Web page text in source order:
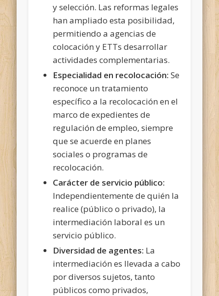
y selección. Las reformas legales
han ampliado esta posibilidad,
permitiendo a agencias de
colocación y ETTs desarrollar
actividades complementarias.
Especialidad en recolocación: Se
reconoce un tratamiento
específico a la recolocación en el
marco de expedientes de
regulación de empleo, siempre
que se acuerde en planes
sociales o programas de
recolocación.
Carácter de servicio público:
Independientemente de quién la
realice (público o privado), la
intermediación laboral es un
servicio público.
Diversidad de agentes: La
intermediación es llevada a cabo
por diversos sujetos, tanto
públicos como privados,